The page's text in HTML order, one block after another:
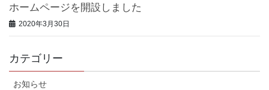
ホームページを開設しました
2020年3月30日
カテゴリー
お知らせ